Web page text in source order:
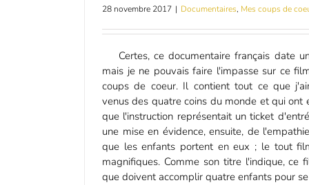
28 novembre 2017 | Documentaires, Mes coups de
Certes, ce documentaire français date
mais je ne pouvais faire l'impasse sur ce
coups de coeur. Il contient tout ce que
venus des quatre coins du monde et qui ont
que l'instruction représentait un ticket
une mise en évidence, ensuite, de
que les enfants portent en eux ; le tout
magnifiques. Comme son titre l'indique, ce
que doivent accomplir quatre enfants pour